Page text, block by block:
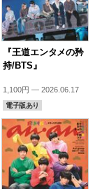
『王道エンタメの矜
持/BTS』
1,100円 — 2026.06.17
電子版あり